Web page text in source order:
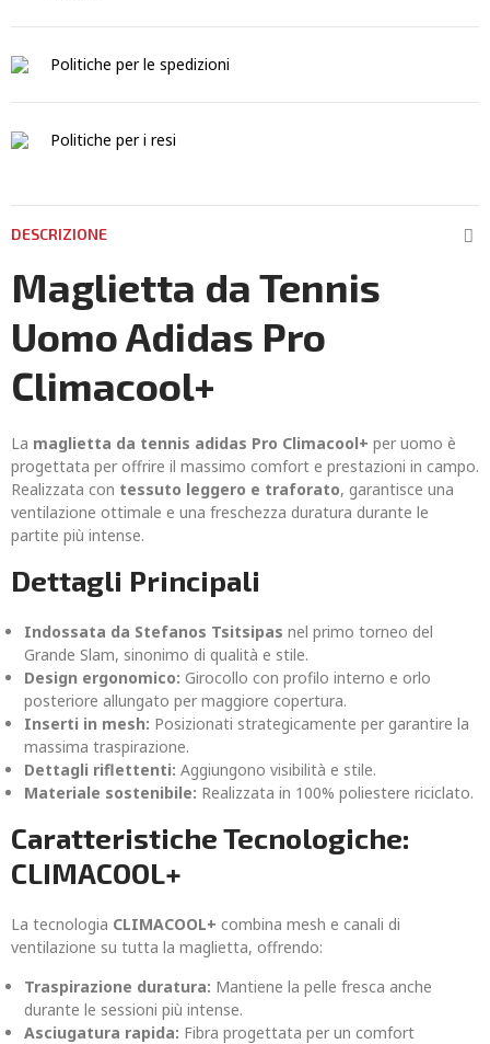
Politiche per le spedizioni
Politiche per i resi
DESCRIZIONE
Maglietta da Tennis
Uomo Adidas Pro
Climacool+
La maglietta da tennis adidas Pro Climacool+ per uomo è
progettata per offrire il massimo comfort e prestazioni in campo.
Realizzata con tessuto leggero e traforato, garantisce una
ventilazione ottimale e una freschezza duratura durante le
partite più intense.
Dettagli Principali
Indossata da Stefanos Tsitsipas nel primo torneo del
Grande Slam, sinonimo di qualità e stile.
Design ergonomico: Girocollo con profilo interno e orlo
posteriore allungato per maggiore copertura.
Inserti in mesh: Posizionati strategicamente per garantire la
massima traspirazione.
Dettagli riflettenti: Aggiungono visibilità e stile.
Materiale sostenibile: Realizzata in 100% poliestere riciclato.
Caratteristiche Tecnologiche:
CLIMACOOL+
La tecnologia CLIMACOOL+ combina mesh e canali di
ventilazione su tutta la maglietta, offrendo:
Traspirazione duratura: Mantiene la pelle fresca anche
durante le sessioni più intense.
Asciugatura rapida: Fibra progettata per un comfort